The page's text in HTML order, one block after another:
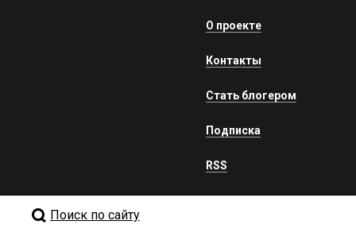
О проекте
Контакты
Стать блогером
Подписка
RSS
Поиск по сайту